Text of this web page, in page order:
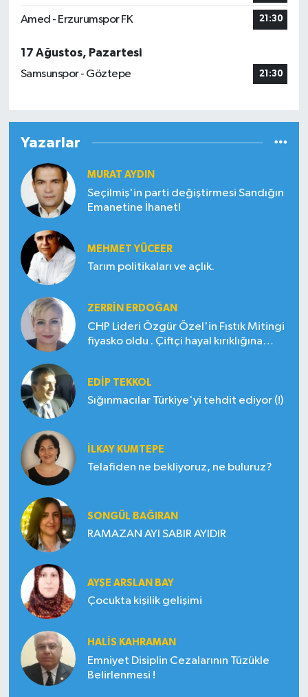
Amed - Erzurumspor FK 21:30
17 Ağustos, Pazartesi
Samsunspor - Göztepe
21:30
Yazarlar
MURAT AYDIN
Seçilmiş'in parti değiştirmesi Sandığın
Emanetine İhanet!
MEHMET YÜCEER
Tarım politikaları ve açlık.
ZERRIN ERDOĞAN
CHP Lideri Özgür Özel'in Fıstık Mitingi
fiyasko oldu . Çiftçi hayal kırıklığına
EDIP TEKKOL
Sığınmacılar Türkiye'yi tehdit ediyor (!)
İLKAY KUMTEPE
Telafiden ne bekliyoruz, ne buluruz?
SONGÜL BAĞIRAN
RAMAZAN AYI SABIR AYIDIR
AYŞE ARSLAN BAY
Çocukta kişilik gelişimi
HALIS KAHRAMAN
Emniyet Disiplin Cezalarının Tüzükle
Belirlenmesi !